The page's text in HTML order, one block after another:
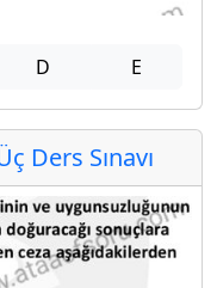
D E
Ders Sınavı